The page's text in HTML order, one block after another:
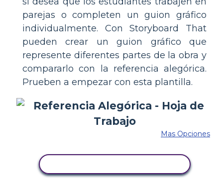
parejas o completen un guion gráfico
individualmente. Con Storyboard That
pueden crear un guion gráfico que
represente diferentes partes de la obra y
compararlo con la referencia alegórica.
Prueben a empezar con esta plantilla.
Mas Opciones